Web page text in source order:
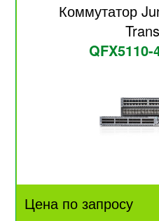
Коммутатор
QFX5110-
Цена по запросу